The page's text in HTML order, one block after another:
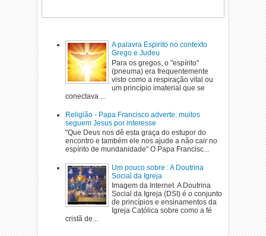
A palavra Espirito no contexto
Grego e Judeu
Para os gregos, o "espírito"
(pneuma) era frequentemente
visto como a respiração vital ou
um princípio imaterial que se
conectava ...
Religião - Papa Francisco adverte: muitos
seguem Jesus por interesse
"Que Deus nos dê esta graça do estupor do
encontro e também ele nos ajude a não cair no
espírito de mundanidade" O Papa Francisc...
Um pouco sobre : A Doutrina
Social da Igreja
Imagem da Internet A Doutrina
Social da Igreja (DSI) é o conjunto
de princípios e ensinamentos da
Igreja Católica sobre como a fé
cristã de...